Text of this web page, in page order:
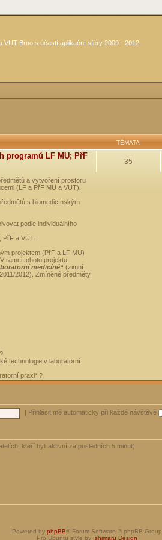
VUT Brno s účastí aplikační sféry 2009 - 2012
TÉMATA
programů LF MU; PřF
a vytvoření prostoru
(LF a PřF MU a VUT).
s biomedicínským
podle individuálního
a VUT.
projektem (PřF a LF MU)
rámci tohoto projektu
medicíně“ (zimní
2012). Zmíněné předměty
technologie v laboratorní
praxi“ ?
35
Přihlásit mě automaticky při každé návštěvě
kteří byli aktivní za posledních 5 minut)
Powered by phpBB® Forum Software © phpBB Group
Pro Ubuntu style by Ishimaru Design